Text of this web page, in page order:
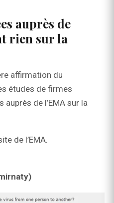
auprès de
rien sur la
affirmation du
études de firmes
de l’EMA sur la
de l’EMA.